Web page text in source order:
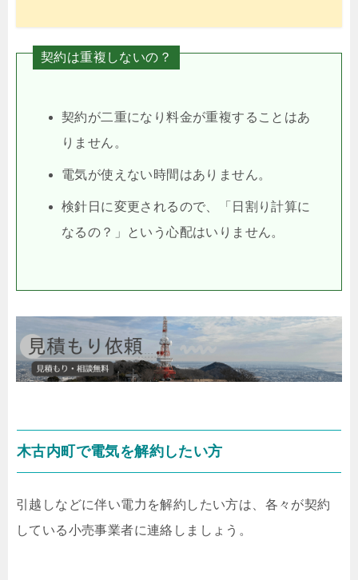
契約は重複しないの？
契約が二重になり料金が重複することはあ
りません。
電気が使えない時間はありません。
検針日に変更されるので、「日割り計算に
なるの？」という心配はいりません。
木古内町で電気を解約したい方
引越しなどに伴い電力を解約したい方は、各々が契約
している小売事業者に連絡しましょう。